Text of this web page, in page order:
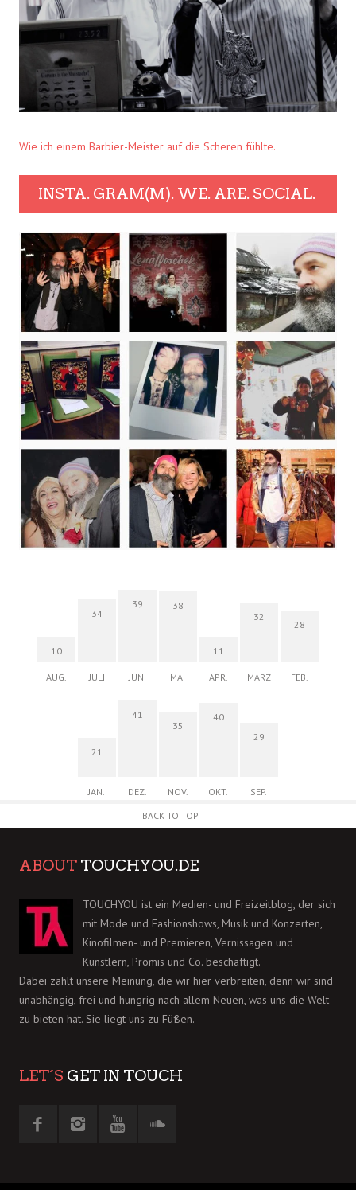
Wie ich einem Barbier-Meister auf die Scheren fühlte.
INSTA. GRAM(M). WE. ARE. SOCIAL.
10
AUG.
34
JULI
39
JUNI
38
MAI
11
APR.
32
MÄRZ
28
FEB.
21
JAN.
41
DEZ.
35
NOV.
40
OKT.
29
SEP.
BACK TO TOP
ABOUT TOUCHYOU.DE
TOUCHYOU ist ein Medien- und Freizeitblog, der sich
mit Mode und Fashionshows, Musik und Konzerten,
Kinofilmen- und Premieren, Vernissagen und
Künstlern, Promis und Co. beschäftigt.
Dabei zählt unsere Meinung, die wir hier verbreiten, denn wir sind
unabhängig, frei und hungrig nach allem Neuen, was uns die Welt
zu bieten hat. Sie liegt uns zu Füßen.
LET´S GET IN TOUCH